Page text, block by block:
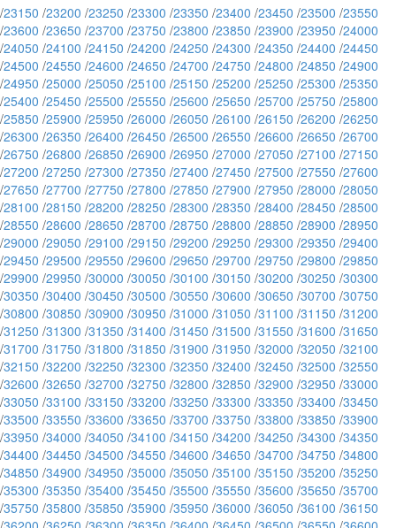
/23150 /23200 /23250 /23300 /23350 /23400 /23450 /23500 /23550
/23600 /23650 /23700 /23750 /23800 /23850 /23900 /23950 /24000
/24050 /24100 /24150 /24200 /24250 /24300 /24350 /24400 /24450
/24500 /24550 /24600 /24650 /24700 /24750 /24800 /24850 /24900
/24950 /25000 /25050 /25100 /25150 /25200 /25250 /25300 /25350
/25400 /25450 /25500 /25550 /25600 /25650 /25700 /25750 /25800
/25850 /25900 /25950 /26000 /26050 /26100 /26150 /26200 /26250
/26300 /26350 /26400 /26450 /26500 /26550 /26600 /26650 /26700
/26750 /26800 /26850 /26900 /26950 /27000 /27050 /27100 /27150
/27200 /27250 /27300 /27350 /27400 /27450 /27500 /27550 /27600
/27650 /27700 /27750 /27800 /27850 /27900 /27950 /28000 /28050
/28100 /28150 /28200 /28250 /28300 /28350 /28400 /28450 /28500
/28550 /28600 /28650 /28700 /28750 /28800 /28850 /28900 /28950
/29000 /29050 /29100 /29150 /29200 /29250 /29300 /29350 /29400
/29450 /29500 /29550 /29600 /29650 /29700 /29750 /29800 /29850
/29900 /29950 /30000 /30050 /30100 /30150 /30200 /30250 /30300
/30350 /30400 /30450 /30500 /30550 /30600 /30650 /30700 /30750
/30800 /30850 /30900 /30950 /31000 /31050 /31100 /31150 /31200
/31250 /31300 /31350 /31400 /31450 /31500 /31550 /31600 /31650
/31700 /31750 /31800 /31850 /31900 /31950 /32000 /32050 /32100
/32150 /32200 /32250 /32300 /32350 /32400 /32450 /32500 /32550
/32600 /32650 /32700 /32750 /32800 /32850 /32900 /32950 /33000
/33050 /33100 /33150 /33200 /33250 /33300 /33350 /33400 /33450
/33500 /33550 /33600 /33650 /33700 /33750 /33800 /33850 /33900
/33950 /34000 /34050 /34100 /34150 /34200 /34250 /34300 /34350
/34400 /34450 /34500 /34550 /34600 /34650 /34700 /34750 /34800
/34850 /34900 /34950 /35000 /35050 /35100 /35150 /35200 /35250
/35300 /35350 /35400 /35450 /35500 /35550 /35600 /35650 /35700
/35750 /35800 /35850 /35900 /35950 /36000 /36050 /36100 /36150